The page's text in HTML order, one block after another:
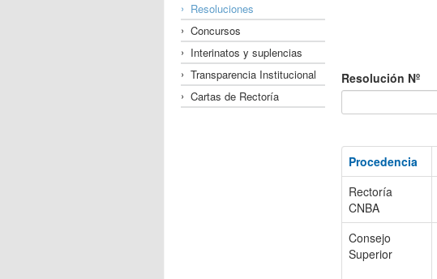
Resoluciones
Concursos
Interinatos y suplencias
Transparencia Institucional
Cartas de Rectoría
Resolución Nº
Procedencia
Rectoría
CNBA
Consejo
Superior